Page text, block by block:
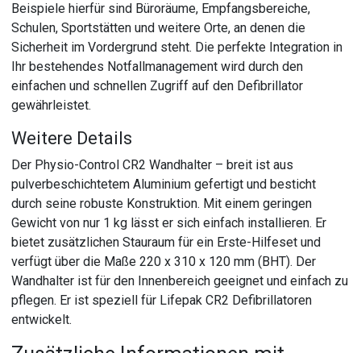
Beispiele hierfür sind Büroräume, Empfangsbereiche,
Schulen, Sportstätten und weitere Orte, an denen die
Sicherheit im Vordergrund steht. Die perfekte Integration in
Ihr bestehendes Notfallmanagement wird durch den
einfachen und schnellen Zugriff auf den Defibrillator
gewährleistet.
Weitere Details
Der Physio-Control CR2 Wandhalter – breit ist aus
pulverbeschichtetem Aluminium gefertigt und besticht
durch seine robuste Konstruktion. Mit einem geringen
Gewicht von nur 1 kg lässt er sich einfach installieren. Er
bietet zusätzlichen Stauraum für ein Erste-Hilfeset und
verfügt über die Maße 220 x 310 x 120 mm (BHT). Der
Wandhalter ist für den Innenbereich geeignet und einfach zu
pflegen. Er ist speziell für Lifepak CR2 Defibrillatoren
entwickelt.